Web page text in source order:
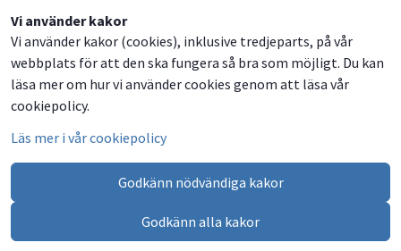
Vi använder kakor
Vi använder kakor (cookies), inklusive tredjeparts, på vår
webbplats för att den ska fungera så bra som möjligt. Du kan
läsa mer om hur vi använder cookies genom att läsa vår
cookiepolicy.
Läs mer i vår cookiepolicy
Godkänn nödvändiga kakor
Godkänn alla kakor
Dela
på
Facebook
Dela
på
Twitter
Dela
på
LinkedIn
Dela
via
email